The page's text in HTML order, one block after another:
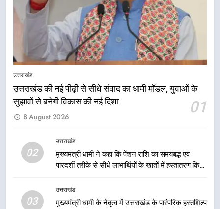
उत्तराखंड
उत्तराखंड की नई पीढ़ी से सीधे संवाद का धामी मॉडल, युवाओं के
सुझावों से बनेगी विकास की नई दिशा
01
8 August 2026
02
उत्तराखंड
मुख्यमंत्री धामी ने कहा कि पेंशन राशि का समयबद्ध एवं
पारदर्शी तरीके से सीधे लाभार्थियों के खातों में हस्तांतरण किया
लाभ मिल रहा है
03
उत्तराखंड
मुख्यमंत्री धामी के नेतृत्व में उत्तराखंड के पारंपरिक हस्तशिल्प
नियोजित विकास को मिलेगी रफ्तार
उत्तराखंड
मुख्यमंत्री धामी के प्रयासों से बनबसा रेलवे
स्टेशन पर अछनेरा-टनकपुर एक्सप्रेस का
1
लाभार्थियों के खातों में हस्तांतरण किया जा